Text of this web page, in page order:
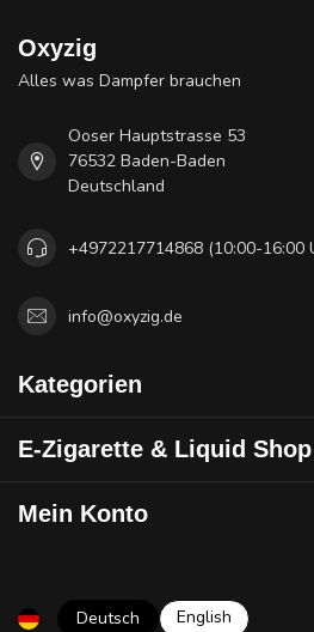
Oxyzig
Alles was Dampfer brauchen
Ooser Hauptstrasse 53
76532 Baden-Baden
Deutschland
+4972217714868 (10:00-16:00
info@oxyzig.de
Kategorien
E-Zigarette & Liquid
Mein Konto
Deutsch English